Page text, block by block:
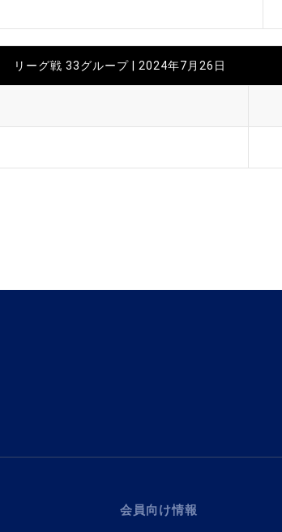
リーグ戦 33グループ | 2024年7月26日
会員向け情報